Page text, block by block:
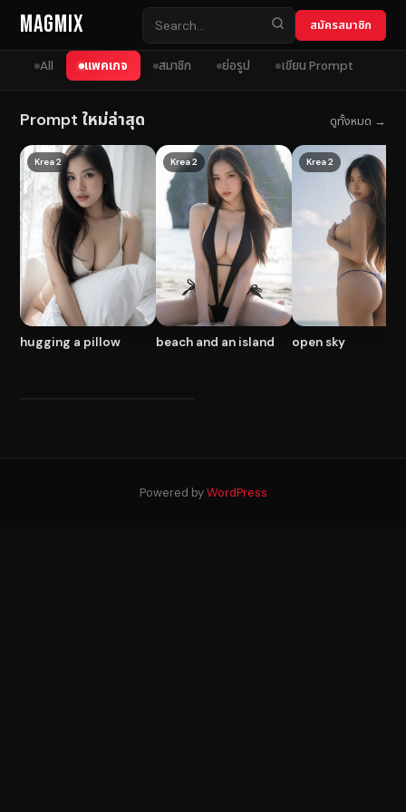
Skip to content
MagMix สมัครสมาชิก
All แพคเกจ สมาชิก ย่อรูป เขียน Prompt
Prompt ใหม่ล่าสุด ดูทั้งหมด →
Krea 2
hugging a pillow
Krea 2
beach and an island
Krea 2
open sky
Powered byWordPress